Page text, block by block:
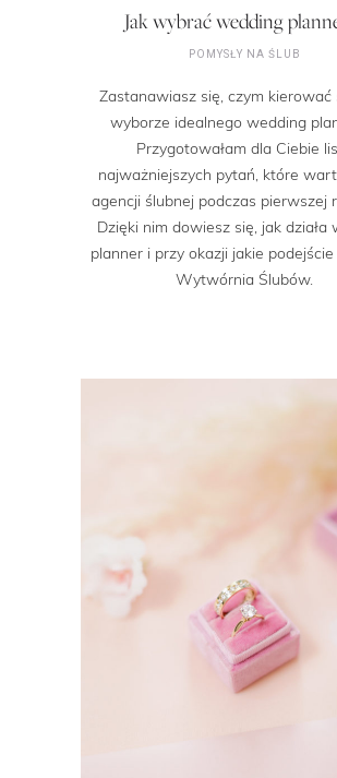
Jak wybrać wedding
POMYSŁY NA ŚLUB
Zastanawiasz się, czym kierować
wyborze idealnego wedding
Przygotowałam dla Ciebie
najważniejszych pytań, które
agencji ślubnej podczas pierwszej
Dzięki nim dowiesz się, jak działa
planner i przy okazji jakie
Wytwórnia Ślubów.